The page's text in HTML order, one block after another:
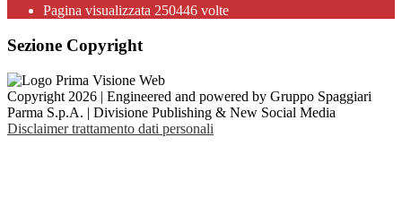
Pagina visualizzata 250446 volte
Sezione Copyright
Copyright 2026 | Engineered and powered by Gruppo Spaggiari
Parma S.p.A. | Divisione Publishing & New Social Media
Disclaimer trattamento dati personali